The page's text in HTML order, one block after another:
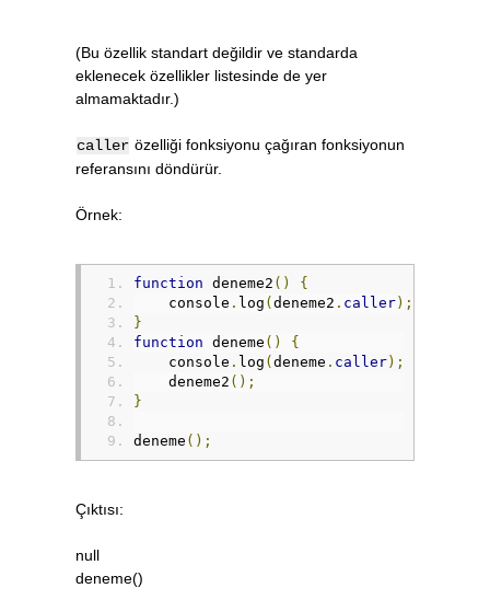
(Bu özellik standart değildir ve standarda
eklenecek özellikler listesinde de yer
almamaktadır.)
caller özelliği fonksiyonu çağıran fonksiyonun
referansını döndürür.
Örnek:
function deneme2 ()
{
    console
. log ( deneme2 . caller);
}
function deneme ()
{
    console
. log ( deneme . caller);
    deneme2
();
}
deneme ();
Çıktısı:
null
deneme()